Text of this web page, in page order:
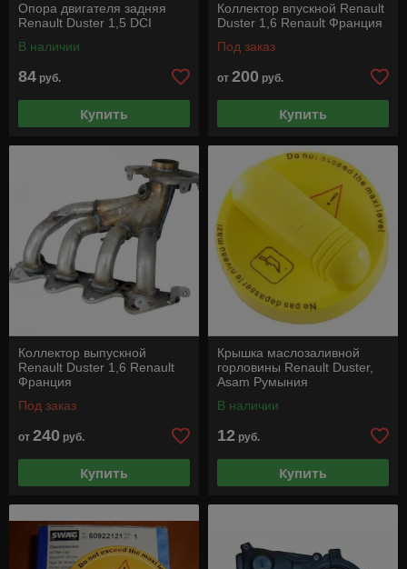
Опора двигателя задняя
Renault Duster 1,5 DCI
В наличии
84 руб.
Купить
Коллектор впускной Renault
Duster 1,6 Renault Франция
Под заказ
от 200 руб.
Купить
Коллектор выпускной
Renault Duster 1,6 Renault
Франция
Под заказ
от 240 руб.
Купить
Крышка маслозаливной
горловины Renault Duster,
Asam Румыния
В наличии
12 руб.
Купить